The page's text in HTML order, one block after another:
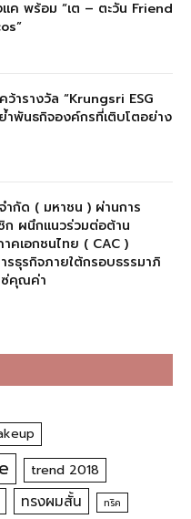
แค พร้อม “เต – ตะวัน Friend
ว้ารางวัล “Krungsri ESG
พันธกิจองค์กรที่เติบโตอย่าง
ำกัด ( มหาชน ) ผ่านการ
ก ผนึกแนวร่วมต่อต้าน
คเอกชนไทย ( CAC )
รธุรกิจภายใต้กรอบธรรมาภิ
ซ่คุณค่า
trend 2018
ทรงผมสั้น ทริค